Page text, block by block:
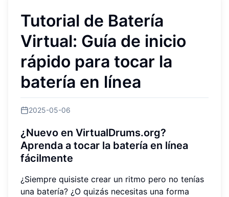
Tutorial de Batería
Virtual: Guía de inicio
rápido para tocar la
batería en línea
2025-05-06
¿Nuevo en VirtualDrums.org?
Aprenda a tocar la batería en línea
fácilmente
¿Siempre quisiste crear un ritmo pero no tenías
una batería? ¿O quizás necesitas una forma